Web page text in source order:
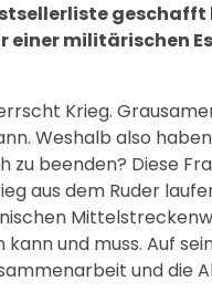
einer militärischen
Krieg.
Weshalb also
beenden? Diese
aus dem Ruder
und muss. Auf
und die